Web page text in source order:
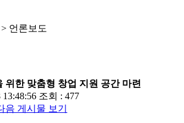
> 언론보도
위한 맞춤형 창업 지원 공간 마련
13:48:56 조회 : 477
음 게시물 보기